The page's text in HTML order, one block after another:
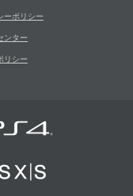
ーポリシー
ンター
リシー